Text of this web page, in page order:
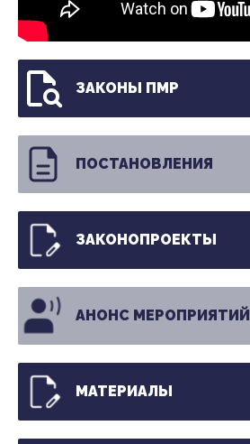
ЗАКОНЫ ПМР
ПОСТАНОВЛЕНИЯ
ЗАКОНОПРОЕКТЫ
АНОНС МЕРОПРИЯТИЙ
МАТЕРИАЛЫ